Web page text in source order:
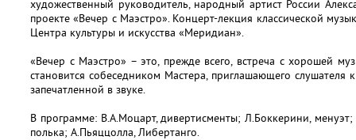
художественный руководитель, народный артист России
проекте «Вечер с Маэстро». Концерт-лекция классической
Центра культуры и искусства «Меридиан».
«Вечер с Маэстро» – это, прежде всего, встреча с хорошей
становится собеседником Мастера, приглашающего
запечатленной в звуке.
В программе: В.А.Моцарт, дивертисменты; Л.Боккерини, менуэт;
полька; А.Пьяццолла, Либертанго.